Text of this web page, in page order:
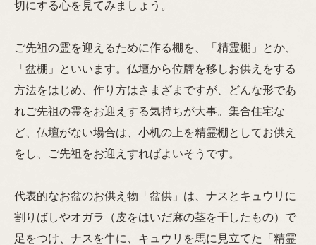
切にする心を見てみましょう。
ご先祖の霊を迎えるために作る棚を、「精霊棚」とか、
「盆棚」といいます。仏壇から位牌を移しお供えをする
方法をはじめ、作り方はさまざまですが、どんな形であ
れご先祖の霊をお迎えする気持ちが大事。集合住宅な
ど、仏壇がない場合は、小机の上を精霊棚としてお供え
をし、ご先祖をお迎えすればよいそうです。
代表的なお盆のお供え物「盆供」は、ナスとキュウリに
割りばしやオガラ（皮をはいだ麻の茎を干したもの）で
足をつけ、ナスを牛に、キュウリを馬に見立てた「精霊